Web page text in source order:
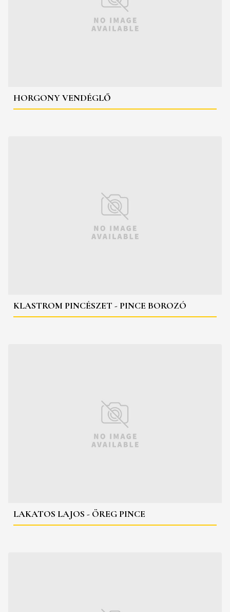
HORGONY VENDÉGLŐ
KLASTROM PINCÉSZET - PINCE BOROZÓ
LAKATOS LAJOS - ÖREG PINCE